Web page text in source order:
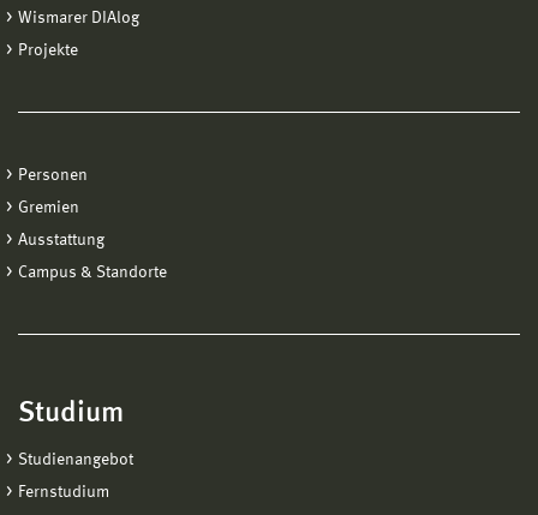
Wismarer DIAlog
Projekte
Personen
Gremien
Ausstattung
Campus & Standorte
Studium
Studienangebot
Fernstudium